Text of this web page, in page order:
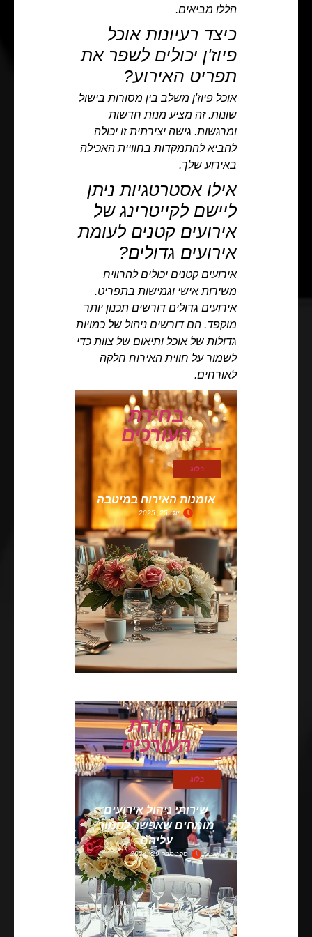
הללו מביאים.
כיצד רעיונות אוכל
פיוז'ן יכולים לשפר את
תפריט האירוע?
אוכל פיוז'ן משלב בין מסורות בישול
שונות. זה מציע מנות חדשות
ומרגשות. גישה יצירתית זו יכולה
להביא להתמקדות בחוויית האכילה
באירוע שלך.
אילו אסטרטגיות ניתן
ליישם לקייטרינג של
אירועים קטנים לעומת
אירועים גדולים?
אירועים קטנים יכולים להרוויח
משירות אישי וגמישות בתפריט.
אירועים גדולים דורשים תכנון יותר
מוקפד. הם דורשים ניהול של כמויות
גדולות של אוכל ותיאום של צוות כדי
לשמור על חווית האירוח חלקה
לאורחים.
בחירת
העורכים
בלוג
אומנות האירוח במיטבה
יולי 25, 2025
בחירת
העורכים
בלוג
‎שירותי ניהול אירועים
מומחים שאפשר לסמוך
עליהם
ספטמבר 29, 2024